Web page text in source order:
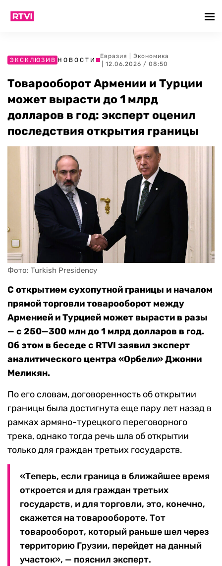
ЭКСКЛЮЗИВ НОВОСТИ
Евразия
Экономика
| 12.06.2026 / 08:50
Товарооборот Армении и Турции
может вырасти до 1 млрд
долларов в год: эксперт оценил
последствия открытия границы
Фото: Turkish Presidency
С открытием сухопутной границы и началом
прямой торговли товарооборот между
Арменией и Турцией может вырасти в разы
— с 250—300 млн до 1 млрд долларов в год.
Об этом в беседе с RTVI заявил эксперт
аналитического центра «Орбели» Джонни
Меликян.
По его словам, договоренность об открытии
границы была достигнута еще пару лет назад в
рамках армяно-турецкого переговорного
трека, однако тогда речь шла об открытии
только для граждан третьих государств.
«Теперь, если граница в ближайшее время
откроется и для граждан третьих
государств, и для торговли, это, конечно,
скажется на товарообороте. Тот
товарооборот, который раньше шел через
территорию Грузии, перейдет на данный
участок», — пояснил эксперт.